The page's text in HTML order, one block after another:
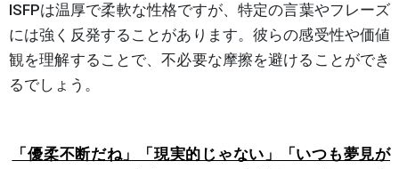
ISFPは温厚で柔軟な性格ですが、特定の言葉やフレーズ
には強く反発することがあります。彼らの感受性や価値
観を理解することで、不必要な摩擦を避けることができ
るでしょう。
「優柔不断だね」「現実的じゃない」「いつも夢見が